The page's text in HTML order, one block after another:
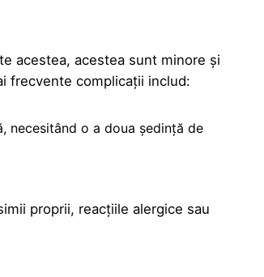
acestea, acestea sunt minore și
frecvente complicații includ:
necesitând o a doua ședință de
proprii, reacțiile alergice sau